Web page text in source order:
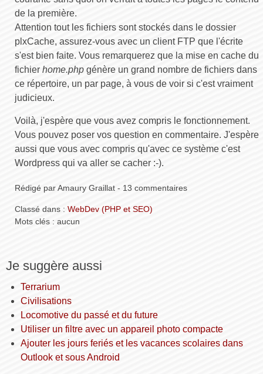
de la première.
Attention tout les fichiers sont stockés dans le dossier
plxCache, assurez-vous avec un client FTP que l'écrite
s'est bien faite. Vous remarquerez que la mise en cache du
fichier home.php génère un grand nombre de fichiers dans
ce répertoire, un par page, à vous de voir si c'est vraiment
judicieux.
Voilà, j'espère que vous avez compris le fonctionnement.
Vous pouvez poser vos question en commentaire. J'espère
aussi que vous avec compris qu'avec ce système c'est
Wordpress qui va aller se cacher :-).
Rédigé par Amaury Graillat - 13 commentaires
Classé dans : WebDev (PHP et SEO)
Mots clés : aucun
Je suggère aussi
Terrarium
Civilisations
Locomotive du passé et du future
Utiliser un filtre avec un appareil photo compacte
Ajouter les jours feriés et les vacances scolaires dans
Outlook et sous Android